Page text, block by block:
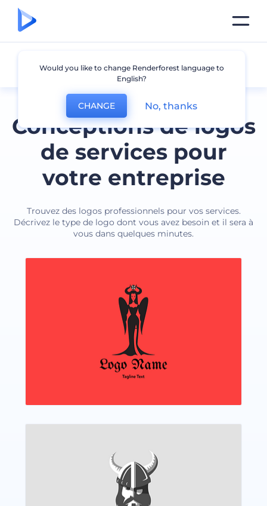
Conceptions de logos
de services pour
votre entreprise
Trouvez des logos professionnels pour vos services.
Décrivez le type de logo dont vous avez besoin et il sera à
vous dans quelques minutes.
Services
Would you like to change Renderforest language to
English?
CHANGE No, thanks